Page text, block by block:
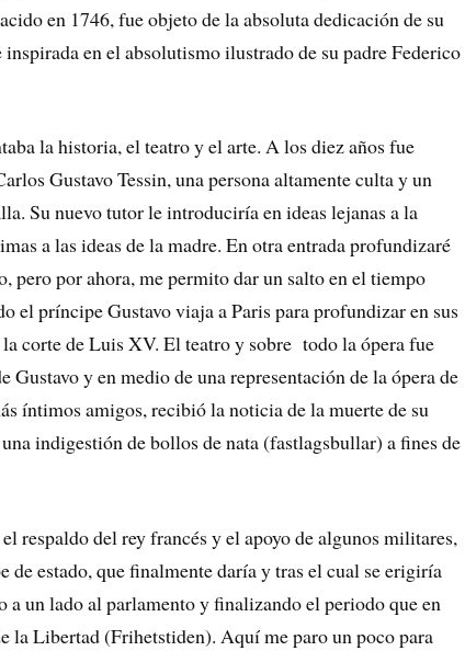
en 1746, fue objeto de la absoluta dedicación de su
en el absolutismo ilustrado de su padre Federico
la historia, el teatro y el arte. A los diez años fue
Gustavo Tessin, una persona altamente culta y un
Su nuevo tutor le introduciría en ideas lejanas a la
a las ideas de la madre. En otra entrada profundizaré
pero por ahora, me permito dar un salto en el tiempo
el príncipe Gustavo viaja a Paris para profundizar en sus
corte de Luis XV. El teatro y sobre todo la ópera fue
y en medio de una representación de la ópera de
íntimos amigos, recibió la noticia de la muerte de su
una indigestión de bollos de nata (fastlagsbullar) a fines de
respaldo del rey francés y el apoyo de algunos militares,
de estado, que finalmente daría y tras el cual se erigiría
a un lado al parlamento y finalizando el periodo que en
la Libertad (Frihetstiden). Aquí me paro un poco para